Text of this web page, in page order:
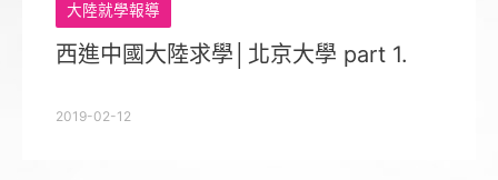
大陸就學報導
西進中國大陸求學│北京大學 part 1.
2019-02-12